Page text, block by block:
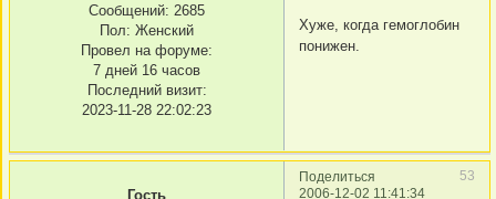
Сообщений: 2685
Пол: Женский
Провел на форуме:
7 дней 16 часов
Последний визит:
2023-11-28 22:02:23
Хуже, когда гемоглобин
понижен.
Поделиться
53
2006-12-02 11:41:34
Гость